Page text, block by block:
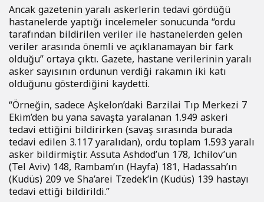
Ancak gazetenin yaralı askerlerin tedavi gördüğü
hastanelerde yaptığı incelemeler sonucunda “ordu
tarafından bildirilen veriler ile hastanelerden gelen
veriler arasında önemli ve açıklanamayan bir fark
olduğu” ortaya çıktı. Gazete, hastane verilerinin yaralı
asker sayısının ordunun verdiği rakamın iki katı
olduğunu gösterdiğini kaydetti.
“Örneğin, sadece Aşkelon’daki Barzilai Tıp Merkezi 7
Ekim’den bu yana savaşta yaralanan 1.949 askeri
tedavi ettiğini bildirirken (savaş sırasında burada
tedavi edilen 3.117 yaralıdan), ordu toplam 1.593 yaralı
asker bildirmiştir. Assuta Ashdod’un 178, Ichilov’un
(Tel Aviv) 148, Rambam’ın (Hayfa) 181, Hadassah’ın
(Kudüs) 209 ve Sha’arei Tzedek’in (Kudüs) 139 hastayı
tedavi ettiği bildirildi.”